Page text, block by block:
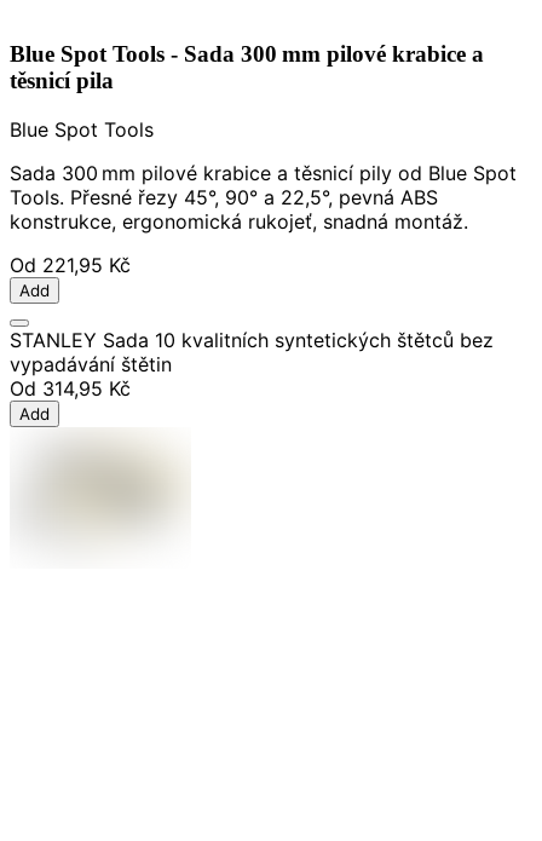
Blue Spot Tools - Sada 300 mm pilové krabice a
těsnicí pila
Blue Spot Tools
Sada 300 mm pilové krabice a těsnicí pily od Blue Spot
Tools. Přesné řezy 45°, 90° a 22,5°, pevná ABS
konstrukce, ergonomická rukojeť, snadná montáž.
Od 221,95 Kč
Add
STANLEY Sada 10 kvalitních syntetických štětců bez
vypadávání štětin
Od 314,95 Kč
Add